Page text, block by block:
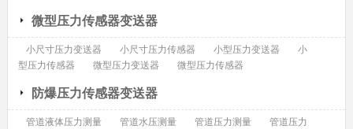
微型压力传感器变送器
小尺寸压力变送器 小尺寸压力传感器 小型压力变送器
小
型压力传感器
微型压力变送器 微型压力传感器
防爆压力传感器变送器
管道液体压力测量 管道水压测量 管道压力测量
管道压力